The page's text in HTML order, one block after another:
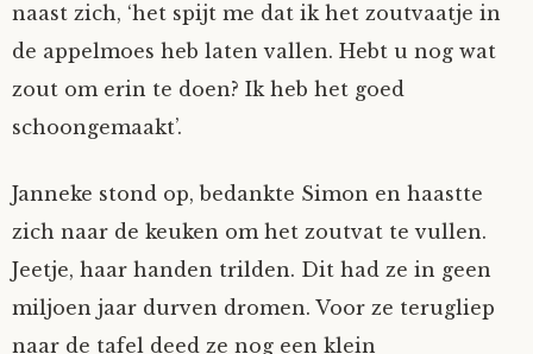
naast zich, ‘het spijt me dat ik het zoutvaatje in
de appelmoes heb laten vallen. Hebt u nog wat
zout om erin te doen? Ik heb het goed
schoongemaakt’.
Janneke stond op, bedankte Simon en haastte
zich naar de keuken om het zoutvat te vullen.
Jeetje, haar handen trilden. Dit had ze in geen
miljoen jaar durven dromen. Voor ze terugliep
naar de tafel deed ze nog een klein